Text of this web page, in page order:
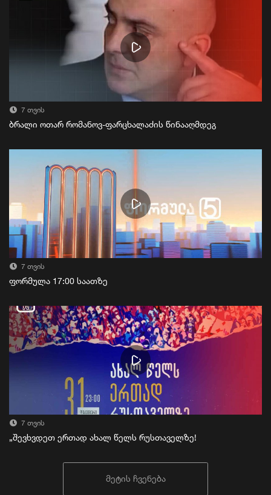
7 თვის
ბრალი ოთარ რომანოვ-ფარცხალაძის წინააღმდეგ
7 თვის
ფორმულა 17:00 საათზე
7 თვის
„შევხვდეთ ერთად ახალ წელს რუსთაველზე!
მეტის ჩვენება